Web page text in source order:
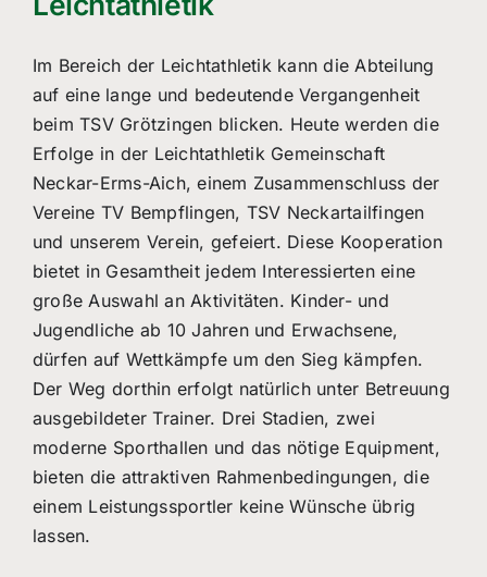
Im Bereich der Leichtathletik kann die Abteilung
auf eine lange und bedeutende Vergangenheit
beim TSV Grötzingen blicken. Heute werden die
Erfolge in der Leichtathletik Gemeinschaft
Neckar-Erms-Aich, einem Zusammenschluss der
Vereine TV Bempflingen, TSV Neckartailfingen
und unserem Verein, gefeiert. Diese Kooperation
bietet in Gesamtheit jedem Interessierten eine
große Auswahl an Aktivitäten. Kinder- und
Jugendliche ab 10 Jahren und Erwachsene,
dürfen auf Wettkämpfe um den Sieg kämpfen.
Der Weg dorthin erfolgt natürlich unter Betreuung
ausgebildeter Trainer. Drei Stadien, zwei
moderne Sporthallen und das nötige Equipment,
bieten die attraktiven Rahmenbedingungen, die
einem Leistungssportler keine Wünsche übrig
lassen.